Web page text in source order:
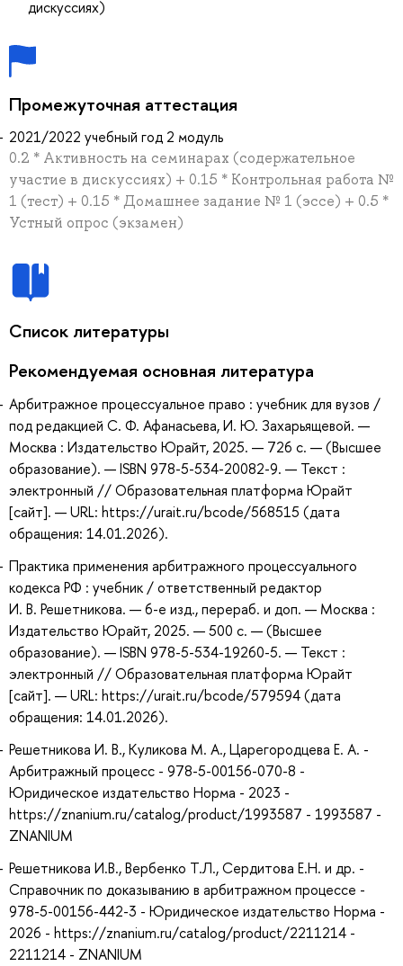
дискуссиях)
Промежуточная аттестация
2021/2022 учебный год 2 модуль
0.2 * Активность на семинарах (содержательное
участие в дискуссиях) + 0.15 * Контрольная работа №
1 (тест) + 0.15 * Домашнее задание № 1 (эссе) + 0.5 *
Устный опрос (экзамен)
Список литературы
Рекомендуемая основная литература
Арбитражное процессуальное право : учебник для вузов /
под редакцией С. Ф. Афанасьева, И. Ю. Захарьящевой. —
Москва : Издательство Юрайт, 2025. — 726 с. — (Высшее
образование). — ISBN 978-5-534-20082-9. — Текст :
электронный // Образовательная платформа Юрайт
[сайт]. — URL: https://urait.ru/bcode/568515 (дата
обращения: 14.01.2026).
Практика применения арбитражного процессуального
кодекса РФ : учебник / ответственный редактор
И. В. Решетникова. — 6-е изд., перераб. и доп. — Москва :
Издательство Юрайт, 2025. — 500 с. — (Высшее
образование). — ISBN 978-5-534-19260-5. — Текст :
электронный // Образовательная платформа Юрайт
[сайт]. — URL: https://urait.ru/bcode/579594 (дата
обращения: 14.01.2026).
Решетникова И. В., Куликова М. А., Царегородцева Е. А. -
Арбитражный процесс - 978-5-00156-070-8 -
Юридическое издательство Норма - 2023 -
https://znanium.ru/catalog/product/1993587 - 1993587 -
ZNANIUM
Решетникова И.В., Вербенко Т.Л., Сердитова Е.Н. и др. -
Справочник по доказыванию в арбитражном процессе -
978-5-00156-442-3 - Юридическое издательство Норма -
2026 - https://znanium.ru/catalog/product/2211214 -
2211214 - ZNANIUM